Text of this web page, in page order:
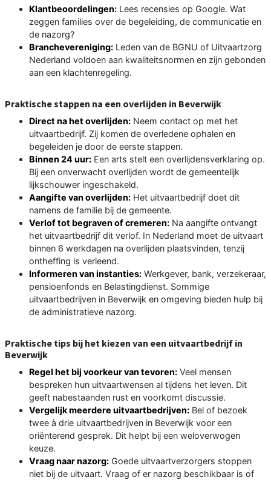
Klantbeoordelingen: Lees recensies op Google. Wat
zeggen families over de begeleiding, de communicatie en
de nazorg?
Branchevereniging: Leden van de BGNU of Uitvaartzorg
Nederland voldoen aan kwaliteitsnormen en zijn gebonden
aan een klachtenregeling.
Praktische stappen na een overlijden in Beverwijk
Direct na het overlijden: Neem contact op met het
uitvaartbedrijf. Zij komen de overledene ophalen en
begeleiden je door de eerste stappen.
Binnen 24 uur: Een arts stelt een overlijdensverklaring op.
Bij een onverwacht overlijden wordt de gemeentelijk
lijkschouwer ingeschakeld.
Aangifte van overlijden: Het uitvaartbedrijf doet dit
namens de familie bij de gemeente.
Verlof tot begraven of cremeren: Na aangifte ontvangt
het uitvaartbedrijf dit verlof. In Nederland moet de uitvaart
binnen 6 werkdagen na overlijden plaatsvinden, tenzij
ontheffing is verleend.
Informeren van instanties: Werkgever, bank, verzekeraar,
pensioenfonds en Belastingdienst. Sommige
uitvaartbedrijven in Beverwijk en omgeving bieden hulp bij
de administratieve nazorg.
Praktische tips bij het kiezen van een uitvaartbedrijf in
Beverwijk
Regel het bij voorkeur van tevoren: Veel mensen
bespreken hun uitvaartwensen al tijdens het leven. Dit
geeft nabestaanden rust en voorkomt discussie.
Vergelijk meerdere uitvaartbedrijven: Bel of bezoek
twee à drie uitvaartbedrijven in Beverwijk voor een
oriënterend gesprek. Dit helpt bij een weloverwogen
keuze.
Vraag naar nazorg: Goede uitvaartverzorgers stoppen
niet bij de uitvaart. Vraag of er nazorg beschikbaar is of